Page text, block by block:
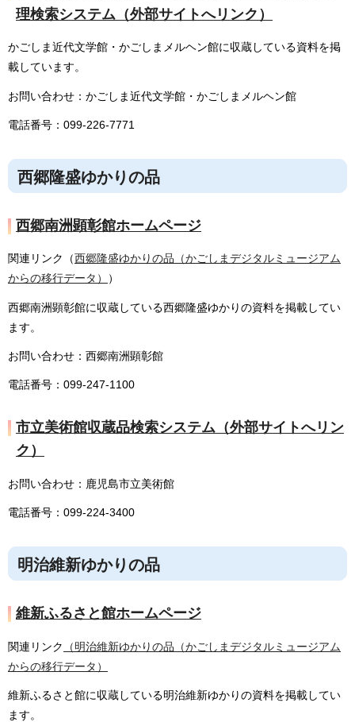
理検索システム（外部サイトへリンク）
かごしま近代文学館・かごしまメルヘン館に収蔵している資料を掲
載しています。
お問い合わせ：かごしま近代文学館・かごしまメルヘン館
電話番号：099-226-7771
西郷隆盛ゆかりの品
西郷南洲顕彰館ホームページ
関連リンク（西郷隆盛ゆかりの品（かごしまデジタルミュージアム
からの移行データ）
）
西郷南洲顕彰館に収蔵している西郷隆盛ゆかりの資料を掲載してい
ます。
お問い合わせ：西郷南洲顕彰館
電話番号：099-247-1100
市立美術館収蔵品検索システム（外部サイトへリン
ク）
お問い合わせ：鹿児島市立美術館
電話番号：099-224-3400
明治維新ゆかりの品
維新ふるさと館ホームページ
関連リンク
（明治維新ゆかりの品（かごしまデジタルミュージアム
からの移行データ）
維新ふるさと館に収蔵している明治維新ゆかりの資料を掲載してい
ます。